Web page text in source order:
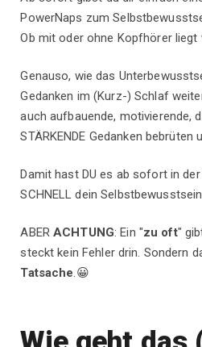
PowerNaps zum
Ob mit oder ohne Kopfhörer liegt
Genauso, wie das
Gedanken im (Kurz-) Schlaf
auch aufbauende, motivierende,
STÄRKENDE Gedanken bebrüten
Damit hast DU es ab sofort in der
SCHNELL dein
ABERACHTUNG: Ein "zu oft"
steckt kein Fehler drin. Sondern
Tatsache.😀